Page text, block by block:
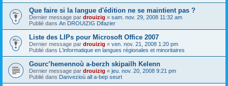
Que faire si la langue d'édition ne se maintient pas ?
Dernier message par drouizig « sam. nov. 29, 2008 11:32 am
Publié dans An DROUIZIG Difazier
Liste des LIPs pour Microsoft Office 2007
Dernier message par drouizig « ven. nov. 21, 2008 1:20 pm
Publié dans L'informatique en langues régionales et minoritaires
Gourc’hemennoù a-berzh skipailh Kelenn
Dernier message par drouizig « jeu. nov. 20, 2008 9:21 pm
Publié dans Danvezioù all a-bep seurt